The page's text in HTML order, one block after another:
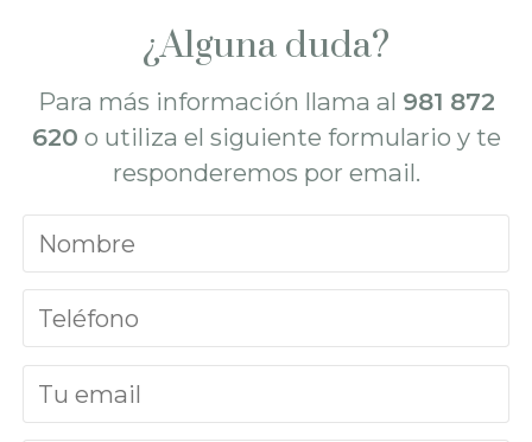
¿Alguna duda?
Para más información llama al 981 872
620 o utiliza el siguiente formulario y te
responderemos por email.